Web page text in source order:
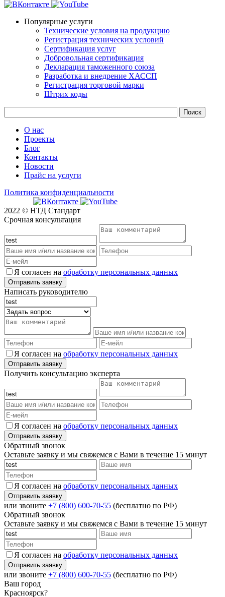
Популярные услуги
Технические условия на продукцию
Регистрация технических условий
Сертификация услуг
Добровольная сертификация
Декларация таможенного союза
Разработка и внедрение ХАССП
Регистрация торговой марки
Штрих коды
О нас
Проекты
Блог
Контакты
Новости
Прайс на услуги
Политика конфиденциальности
2022 © НТД Стандарт
Срочная консультация
Я согласен на обработку персональных данных
Написать руководителю
Я согласен на обработку персональных данных
Получить консультацию эксперта
Я согласен на обработку персональных данных
Обратный звонок
Оставьте заявку и мы свяжемся с Вами в течение 15 минут
Я согласен на обработку персональных данных
или звоните +7 (800) 600-70-55 (бесплатно по РФ)
Обратный звонок
Оставьте заявку и мы свяжемся с Вами в течение 15 минут
Я согласен на обработку персональных данных
или звоните +7 (800) 600-70-55 (бесплатно по РФ)
Ваш город
Красноярск?